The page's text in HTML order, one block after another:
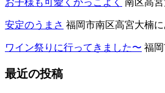
お子様も可愛くかっこよく 南区高
安定のうまさ 福岡市南区高宮大楠
ワイン祭りに行ってきました〜 福
最近の投稿